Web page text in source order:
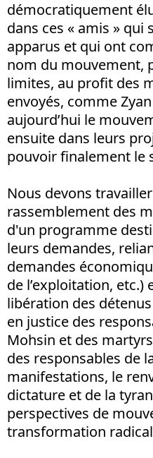
démocratiquement
dans ces « amis »
apparus et qui ont
nom du mouvement,
limites, au profit des
envoyés, comme
aujourd’hui le
ensuite dans leurs
pouvoir finalement le
Nous devons
rassemblement des
d'un programme
leurs demandes,
demandes
de l’exploitation, etc.)
libération des
en justice des
Mohsin et des
des responsables de
manifestations, le
dictature et de la
perspectives de
transformation